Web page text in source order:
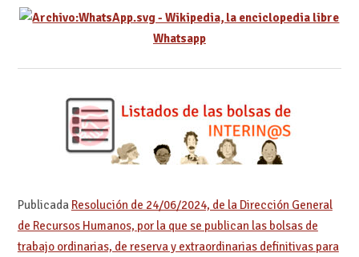
Whatsapp
Publicada Resolución de 24/06/2024, de la Dirección General
de Recursos Humanos, por la que se publican las bolsas de
trabajo ordinarias, de reserva y extraordinarias definitivas para